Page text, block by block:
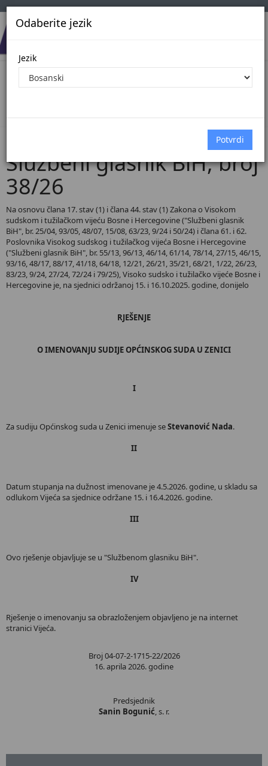
Odaberite jezik
Jezik
Pregled Dokumenata| Broj 38/26
Službeni glasnik BiH, broj
38/26
Na osnovu člana 17. stav (1) i člana 44. stav (1) Zakona o Visokom
sudskom i tužilačkom vijeću Bosne i Hercegovine ("Službeni glasnik
BiH", br. 25/04, 93/05, 48/07, 15/08, 63/23, 9/24 i 50/24) i člana 61. i 62.
Poslovnika Visokog sudskog i tužilačkog vijeća Bosne i Hercegovine
("Službeni glasnik BiH", br. 55/13, 96/13, 46/14, 61/14, 78/14, 27/15, 46/15,
93/16, 48/17, 88/17, 41/18, 64/18, 12/21, 26/21, 35/21, 68/21, 1/22, 26/23,
83/23, 9/24, 27/24, 72/24 i 79/25), Visoko sudsko i tužilačko vijeće Bosne i
Hercegovine je, na sjednici održanoj 15. i 16.10.2025. godine, donijelo
RJEŠENJE
O IMENOVANJU SUDIJE OPĆINSKOG SUDA U ZENICI
I
Za sudiju Općinskog suda u Zenici imenuje seStevanović Nada.
II
Datum stupanja na dužnost imenovane je 4.5.2026. godine, u skladu sa
odlukom Vijeća sa sjednice održane 15. i 16.4.2026. godine.
III
Ovo rješenje objavljuje se u "Službenom glasniku BiH".
IV
Rješenje o imenovanju sa obrazloženjem objavljeno je na internet
stranici Vijeća.
Broj 04-07-2-1715-22/2026
16. aprila 2026. godine
Predsjednik
Sanin Bogunić, s. r.